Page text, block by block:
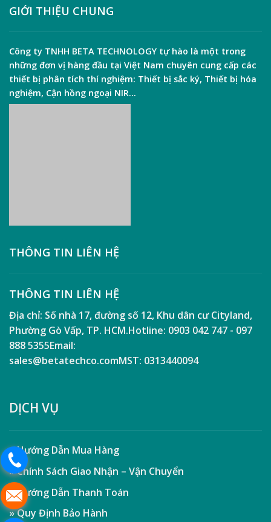
Kinh
Nghiệm
Chọn
Cho
GIỚI THIỆU CHUNG
Công ty TNHH BETA TECHNOLOGY tự hào là một trong
những đơn vị hàng đầu tại Việt Nam chuyên cung cấp các
thiết bị phân tích thí nghiệm: Thiết bị sắc ký, Thiết bị hóa
nghiệm, Cận hồng ngoại NIR…
THÔNG TIN LIÊN HỆ
THÔNG TIN LIÊN HỆ
Địa chỉ: Số nhà 17, đường số 12, Khu dân cư Cityland,
Phường Gò Vấp, TP. HCM.Hotline: 0903 042 747 - 097
888 5355Email:
sales@betatechco.comMST: 0313440094
DỊCH VỤ
» Hướng Dẫn Mua Hàng
» Chính Sách Giao Nhận – Vận Chuyển
» Hướng Dẫn Thanh Toán
» Quy Định Bảo Hành